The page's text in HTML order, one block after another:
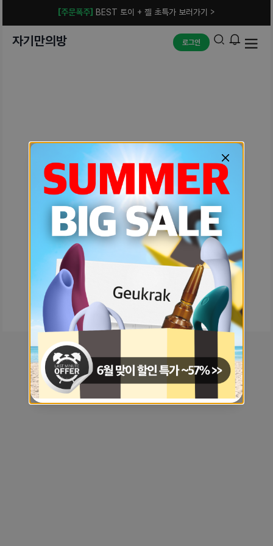
[주문폭주] BEST 토이 + 젤 초특가 보러가기 >
자기만의방 로그인
예상치 못한 에러입니다.